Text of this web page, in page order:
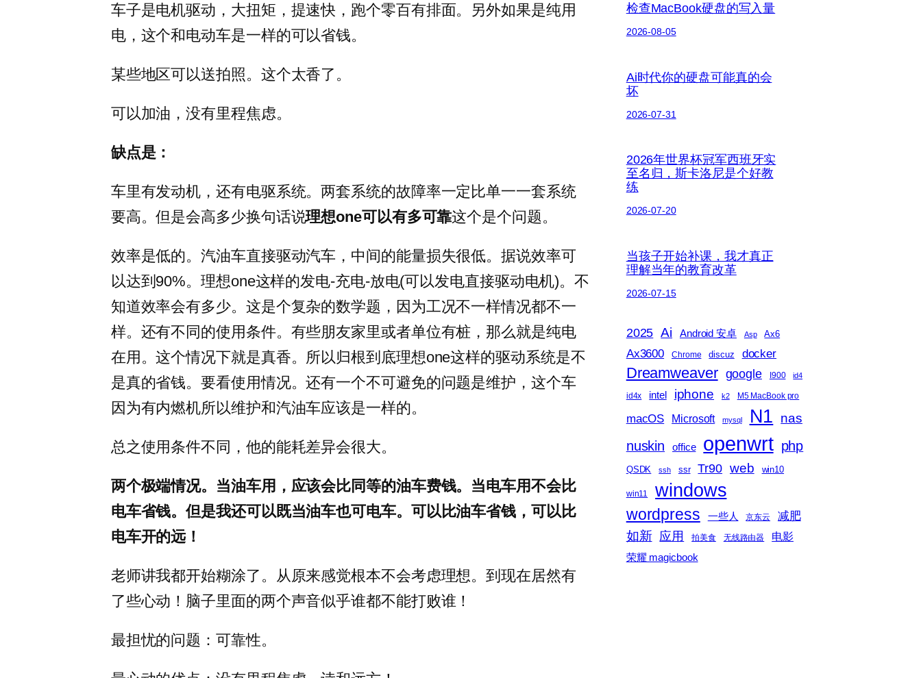
车子是电机驱动，大扭矩，提速快，跑个零百有排面。另外如果是纯用
电，这个和电动车是一样的可以省钱。
某些地区可以送拍照。这个太香了。
可以加油，没有里程焦虑。
缺点是：
车里有发动机，还有电驱系统。两套系统的故障率一定比单一一套系统
要高。但是会高多少换句话说理想one可以有多可靠这个是个问题。
效率是低的。汽油车直接驱动汽车，中间的能量损失很低。据说效率可
以达到90%。理想one这样的发电-充电-放电(可以发电直接驱动电机)。不
知道效率会有多少。这是个复杂的数学题，因为工况不一样情况都不一
样。还有不同的使用条件。有些朋友家里或者单位有桩，那么就是纯电
在用。这个情况下就是真香。所以归根到底理想one这样的驱动系统是不
是真的省钱。要看使用情况。还有一个不可避免的问题是维护，这个车
因为有内燃机所以维护和汽油车应该是一样的。
总之使用条件不同，他的能耗差异会很大。
两个极端情况。当油车用，应该会比同等的油车费钱。当电车用不会比
电车省钱。但是我还可以既当油车也可电车。可以比油车省钱，可以比
电车开的远！
老师讲我都开始糊涂了。从原来感觉根本不会考虑理想。到现在居然有
了些心动！脑子里面的两个声音似乎谁都不能打败谁！
最担忧的问题：可靠性。
检查MacBook硬盘的写入量
2026-08-05
Ai时代你的硬盘可能真的会
坏
2026-07-31
2026年世界杯冠军西班牙实
至名归，斯卡洛尼是个好教
练
2026-07-20
当孩子开始补课，我才真正
理解当年的教育改革
2026-07-15
2025 Ai Android 安卓 Asp Ax6
Ax3600 Chrome discuz docker
Dreamweaver google I900 id4
id4x intel iphone k2 M5 MacBook pro
macOS Microsoft mysql N1 nas
nuskin
office openwrt php
QSDK ssh ssr Tr90 web win10
win11 windows
wordpress 一些人 京东云 减肥
如新 应用 拍美食 无线路由器 电影
荣耀 magicbook